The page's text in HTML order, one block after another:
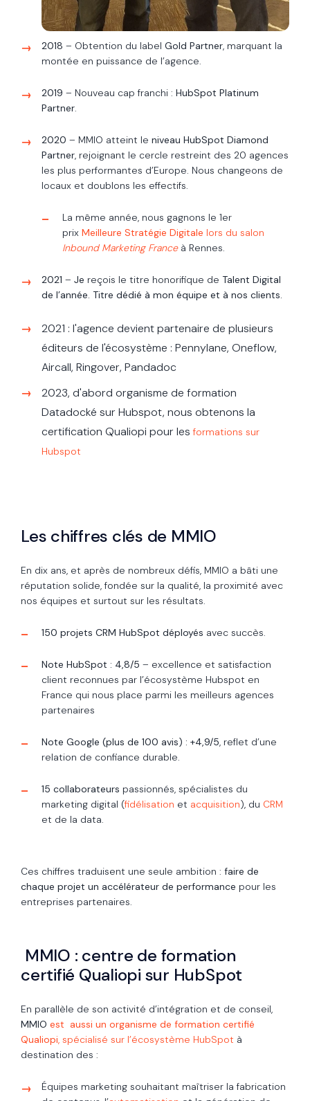
2018 – Obtention du label Gold Partner, marquant la
montée en puissance de l’agence.
2019 – Nouveau cap franchi : HubSpot Platinum
Partner.
2020 – MMIO atteint le niveau HubSpot Diamond
Partner, rejoignant le cercle restreint des 20 agences
les plus performantes d’Europe. Nous changeons de
locaux et doublons les effectifs.
La même année, nous gagnons le 1er
prix Meilleure Stratégie Digitale lors du salon
Inbound Marketing Franceà Rennes.
2021 – Je reçois le titre honorifique de Talent Digital
de l’année. Titre dédié à mon équipe et à nos clients.
2021 : l'agence devient partenaire de plusieurs
éditeurs de l'écosystème : Pennylane, Oneflow,
Aircall, Ringover, Pandadoc
2023, d'abord organisme de formation
Datadocké sur Hubspot, nous obtenons la
certification Qualiopi pour lesformations sur
Hubspot
Les chiffres clés de MMIO
En dix ans, et après de nombreux défis, MMIO a bâti une
réputation solide, fondée sur la qualité, la proximité avec
nos équipes et surtout sur les résultats.
150 projets CRM HubSpot déployés avec succès.
Note HubSpot : 4,8/5 – excellence et satisfaction
client reconnues par l’écosystème Hubspot en
France qui nous place parmi les meilleurs agences
partenaires
Note Google (plus de 100 avis) : +4,9/5, reflet d’une
relation de confiance durable.
15 collaborateurs passionnés, spécialistes du
marketing digital (fidélisation et acquisition), du CRM
et de la data.
Ces chiffres traduisent une seule ambition : faire de
chaque projet un accélérateur de performance pour les
entreprises partenaires.
MMIO : centre de formation
certifié Qualiopi sur HubSpot
En parallèle de son activité d’intégration et de conseil,
MMIO est aussi un organisme de formation certifié
Qualiopi, spécialisé sur l’écosystème HubSpot à
destination des :
Équipes marketing souhaitant maîtriser la fabrication